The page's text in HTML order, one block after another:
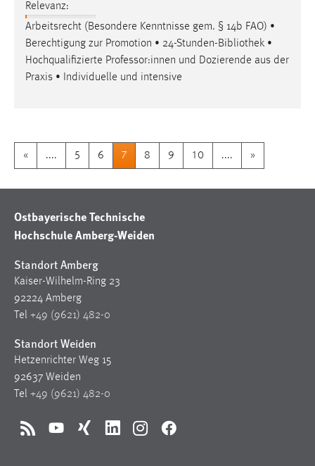
Relevanz:
Arbeitsrecht (Besondere Kenntnisse gem. § 14b FAO) •
Berechtigung zur Promotion • 24-Stunden-Bibliothek •
Hochqualifizierte Professor:innen und Dozierende aus der
Praxis • Individuelle und intensive
« .... 5 6 7 8 9 10 .... »
Ostbayerische Technische
Hochschule Amberg-Weiden
Standort Amberg
Kaiser-Wilhelm-Ring 23
92224 Amberg
Tel +49 (9621) 482-0
Standort Weiden
Hetzenrichter Weg 15
92637 Weiden
Tel +49 (9621) 482-0
RSS YouTubeXing LinkedInInstagramFacebook